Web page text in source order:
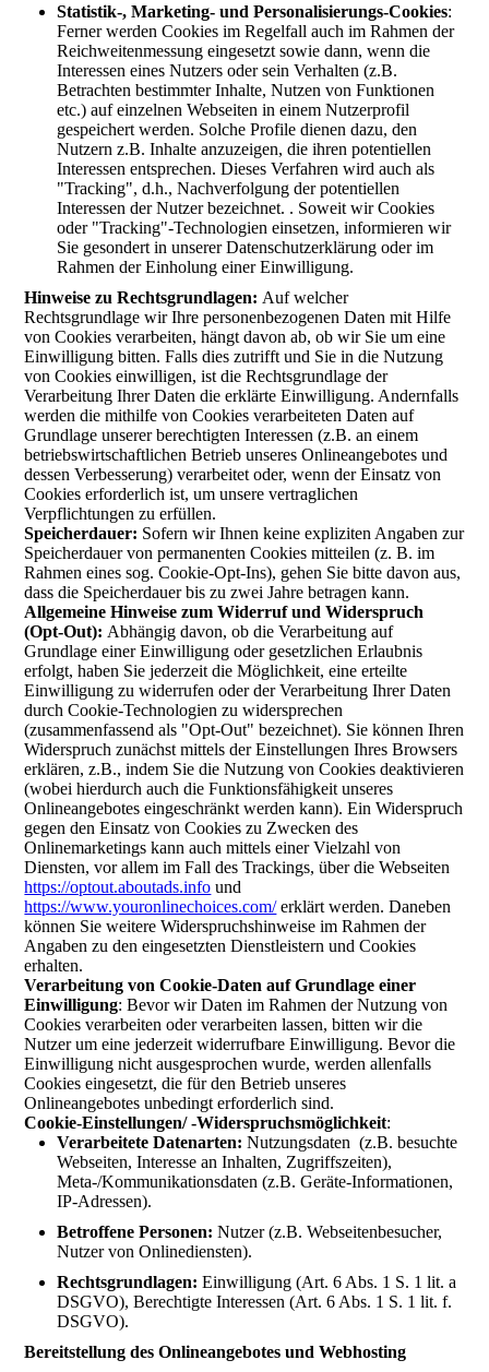
Statistik-, Marketing- und Personalisierungs-Cookies:
Ferner werden Cookies im Regelfall auch im Rahmen der
Reichweitenmessung eingesetzt sowie dann, wenn die
Interessen eines Nutzers oder sein Verhalten (z.B.
Betrachten bestimmter Inhalte, Nutzen von Funktionen
etc.) auf einzelnen Webseiten in einem Nutzerprofil
gespeichert werden. Solche Profile dienen dazu, den
Nutzern z.B. Inhalte anzuzeigen, die ihren potentiellen
Interessen entsprechen. Dieses Verfahren wird auch als
"Tracking", d.h., Nachverfolgung der potentiellen
Interessen der Nutzer bezeichnet. . Soweit wir Cookies
oder "Tracking"-Technologien einsetzen, informieren wir
Sie gesondert in unserer Datenschutzerklärung oder im
Rahmen der Einholung einer Einwilligung.
Hinweise zu Rechtsgrundlagen: Auf welcher
Rechtsgrundlage wir Ihre personenbezogenen Daten mit Hilfe
von Cookies verarbeiten, hängt davon ab, ob wir Sie um eine
Einwilligung bitten. Falls dies zutrifft und Sie in die Nutzung
von Cookies einwilligen, ist die Rechtsgrundlage der
Verarbeitung Ihrer Daten die erklärte Einwilligung. Andernfalls
werden die mithilfe von Cookies verarbeiteten Daten auf
Grundlage unserer berechtigten Interessen (z.B. an einem
betriebswirtschaftlichen Betrieb unseres Onlineangebotes und
dessen Verbesserung) verarbeitet oder, wenn der Einsatz von
Cookies erforderlich ist, um unsere vertraglichen
Verpflichtungen zu erfüllen.
Speicherdauer: Sofern wir Ihnen keine expliziten Angaben zur
Speicherdauer von permanenten Cookies mitteilen (z. B. im
Rahmen eines sog. Cookie-Opt-Ins), gehen Sie bitte davon aus,
dass die Speicherdauer bis zu zwei Jahre betragen kann.
Allgemeine Hinweise zum Widerruf und Widerspruch
(Opt-Out): Abhängig davon, ob die Verarbeitung auf
Grundlage einer Einwilligung oder gesetzlichen Erlaubnis
erfolgt, haben Sie jederzeit die Möglichkeit, eine erteilte
Einwilligung zu widerrufen oder der Verarbeitung Ihrer Daten
durch Cookie-Technologien zu widersprechen
(zusammenfassend als "Opt-Out" bezeichnet). Sie können Ihren
Widerspruch zunächst mittels der Einstellungen Ihres Browsers
erklären, z.B., indem Sie die Nutzung von Cookies deaktivieren
(wobei hierdurch auch die Funktionsfähigkeit unseres
Onlineangebotes eingeschränkt werden kann). Ein Widerspruch
gegen den Einsatz von Cookies zu Zwecken des
Onlinemarketings kann auch mittels einer Vielzahl von
Diensten, vor allem im Fall des Trackings, über die Webseiten
https://optout.aboutads.info und
https://www.youronlinechoices.com/erklärt werden. Daneben
können Sie weitere Widerspruchshinweise im Rahmen der
Angaben zu den eingesetzten Dienstleistern und Cookies
erhalten.
Verarbeitung von Cookie-Daten auf Grundlage einer
Einwilligung: Bevor wir Daten im Rahmen der Nutzung von
Cookies verarbeiten oder verarbeiten lassen, bitten wir die
Nutzer um eine jederzeit widerrufbare Einwilligung. Bevor die
Einwilligung nicht ausgesprochen wurde, werden allenfalls
Cookies eingesetzt, die für den Betrieb unseres
Onlineangebotes unbedingt erforderlich sind.
Cookie-Einstellungen/ -Widerspruchsmöglichkeit:
Verarbeitete Datenarten: Nutzungsdaten (z.B. besuchte
Webseiten, Interesse an Inhalten, Zugriffszeiten),
Meta-/Kommunikationsdaten (z.B. Geräte-Informationen,
IP-Adressen).
Betroffene Personen: Nutzer (z.B. Webseitenbesucher,
Nutzer von Onlinediensten).
Rechtsgrundlagen: Einwilligung (Art. 6 Abs. 1 S. 1 lit. a
DSGVO), Berechtigte Interessen (Art. 6 Abs. 1 S. 1 lit. f.
DSGVO).
Bereitstellung des Onlineangebotes und Webhosting